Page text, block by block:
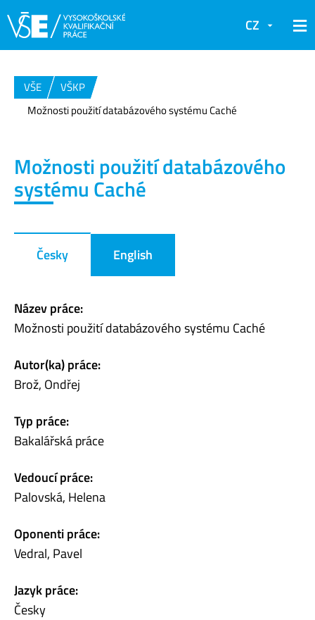
CZ
VŠE
VŠKP
Možnosti použití databázového systému Caché
Možnosti použití databázového
systému Caché
Česky English
Název práce:
Možnosti použití databázového systému Caché
Autor(ka) práce:
Brož, Ondřej
Typ práce:
Bakalářská práce
Vedoucí práce:
Palovská, Helena
Oponenti práce:
Vedral, Pavel
Jazyk práce:
Česky